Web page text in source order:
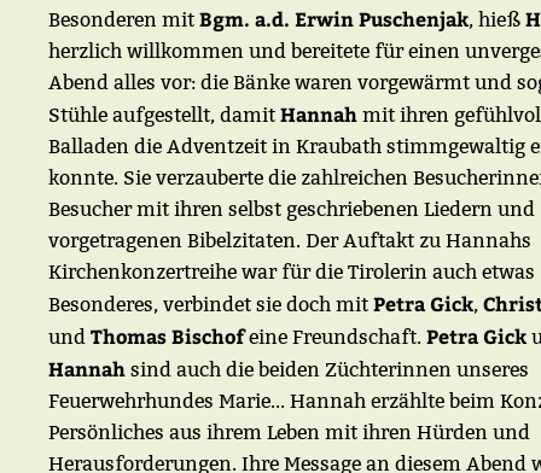
Besonderen mit Bgm. a.d. Erwin Puschenjak, hieß
herzlich willkommen und bereitete für einen
Abend alles vor: die Bänke waren vorgewärmt und
Stühle aufgestellt, damit Hannah mit ihren
Balladen die Adventzeit in Kraubath stimmgewaltig
konnte. Sie verzauberte die zahlreichen
Besucher mit ihren selbst geschriebenen Liedern und
vorgetragenen Bibelzitaten. Der Auftakt zu Hannahs
Kirchenkonzertreihe war für die Tirolerin auch etwas
Besonderes, verbindet sie doch mit Petra Gick,
und Thomas Bischofeine Freundschaft. Petra Gick
Hannah sind auch die beiden Züchterinnen unseres
Feuerwehrhundes Marie... Hannah erzählte beim
Persönliches aus ihrem Leben mit ihren Hürden und
Herausforderungen. Ihre Message an diesem Abend